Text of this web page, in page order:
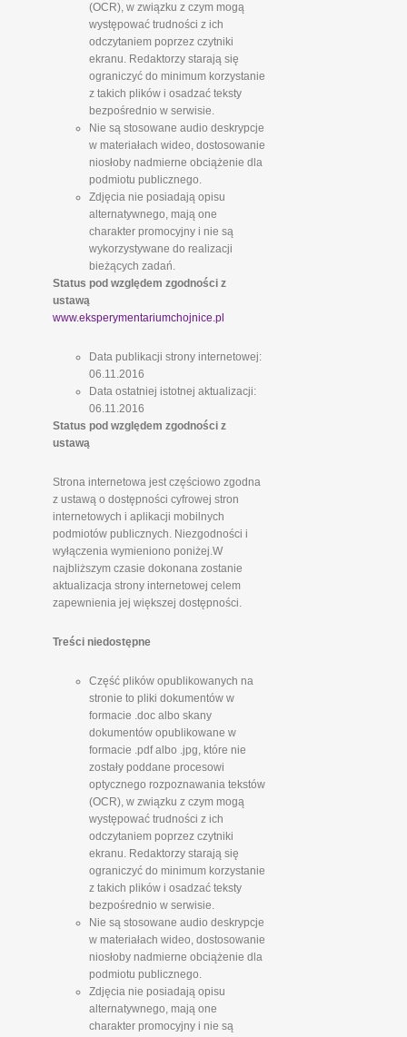
(OCR), w związku z czym mogą
występować trudności z ich
odczytaniem poprzez czytniki
ekranu. Redaktorzy starają się
ograniczyć do minimum korzystanie
z takich plików i osadzać teksty
bezpośrednio w serwisie.
Nie są stosowane audio deskrypcje
w materiałach wideo, dostosowanie
niosłoby nadmierne obciążenie dla
podmiotu publicznego.
Zdjęcia nie posiadają opisu
alternatywnego, mają one
charakter promocyjny i nie są
wykorzystywane do realizacji
bieżących zadań.
Status pod względem zgodności z
ustawą
www.eksperymentariumchojnice.pl
Data publikacji strony internetowej:
06.11.2016
Data ostatniej istotnej aktualizacji:
06.11.2016
Status pod względem zgodności z
ustawą
Strona internetowa jest częściowo zgodna
z ustawą o dostępności cyfrowej stron
internetowych i aplikacji mobilnych
podmiotów publicznych. Niezgodności i
wyłączenia wymieniono poniżej.W
najbliższym czasie dokonana zostanie
aktualizacja strony internetowej celem
zapewnienia jej większej dostępności.
Treści niedostępne
Część plików opublikowanych na
stronie to pliki dokumentów w
formacie .doc albo skany
dokumentów opublikowane w
formacie .pdf albo .jpg, które nie
zostały poddane procesowi
optycznego rozpoznawania tekstów
(OCR), w związku z czym mogą
występować trudności z ich
odczytaniem poprzez czytniki
ekranu. Redaktorzy starają się
ograniczyć do minimum korzystanie
z takich plików i osadzać teksty
bezpośrednio w serwisie.
Nie są stosowane audio deskrypcje
w materiałach wideo, dostosowanie
niosłoby nadmierne obciążenie dla
podmiotu publicznego.
Zdjęcia nie posiadają opisu
alternatywnego, mają one
charakter promocyjny i nie są